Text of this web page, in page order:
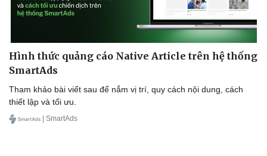
Hình thức quảng cáo Native Article trên hệ thống
SmartAds
Tham khảo bài viết sau để nắm vị trí, quy cách nội dung, cách
thiết lập và tối ưu.
| SmartAds